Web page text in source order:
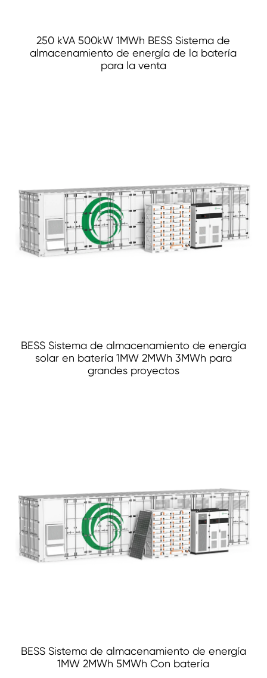
250 kVA 500kW 1MWh BESS Sistema de
almacenamiento de energía de la batería
para la venta
BESS Sistema de almacenamiento de energía
solar en batería 1MW 2MWh 3MWh para
grandes proyectos
BESS Sistema de almacenamiento de energía
1MW 2MWh 5MWh Con batería